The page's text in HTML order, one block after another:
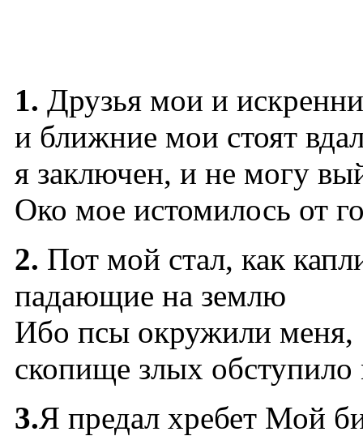
1. Друзья мои и
и ближние мои стоят
я заключен, и не могу
Око мое истомилось от
2. Пот мой стал, как
падающие на землю
Ибо псы окружили меня,
скопище злых обступило
3.Я предал хребет Мой